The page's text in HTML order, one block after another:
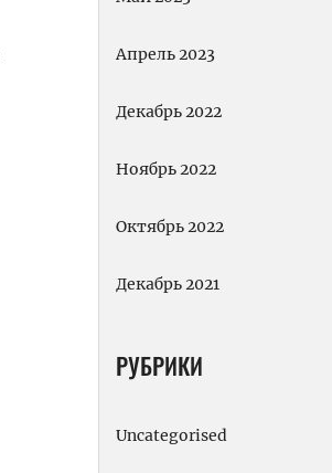
Апрель 2023
Декабрь 2022
Ноябрь 2022
Октябрь 2022
Декабрь 2021
РУБРИКИ
Uncategorised